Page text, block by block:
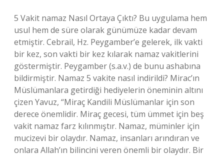
5 Vakit namaz Nasıl Ortaya Çıktı? Bu uygulama hem
usul hem de süre olarak günümüze kadar devam
etmiştir. Cebrail, Hz. Peygamber’e gelerek, ilk vakti
bir kez, son vakti bir kez kılarak namaz vakitlerini
göstermiştir. Peygamber (s.a.v.) de bunu ashabına
bildirmiştir. Namaz 5 vakite nasıl indirildi? Mirac’ın
Müslümanlara getirdiği hediyelerin öneminin altını
çizen Yavuz, “Miraç Kandili Müslümanlar için son
derece önemlidir. Miraç gecesi, tüm ümmet için beş
vakit namaz farz kılınmıştır. Namaz, müminler için
mucizevi bir olaydır. Namaz, insanları arındıran ve
onlara Allah’ın bilincini veren önemli bir olaydır. Bir